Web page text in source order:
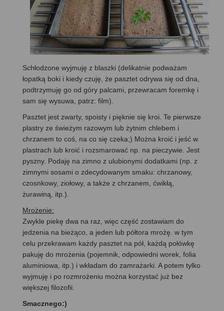
Schłodzone wyjmuję z blaszki (delikatnie podważam
łopatką boki i kiedy czuję, że pasztet odrywa się od dna,
podtrzymuję go od góry palcami, przewracam foremkę i
sam się wysuwa, patrz: film).
Pasztet jest zwarty, spoisty i pięknie się kroi. Te pierwsze
plastry ze świeżym razowym lub żytnim chlebem i
chrzanem to coś, na co się czeka;) Można kroić i jeść w
plastrach lub kroić i rozsmarować np. na pieczywie. Jest
pyszny. Podaję na zimno z ulubionymi dodatkami (np. z
zimnymi sosami o zdecydowanym smaku: chrzanowy,
czosnkowy, ziołowy, a także z chrzanem, ćwikłą,
żurawiną, itp.).
Mrożenie:
Zwykle piekę dwa na raz, więc część zostawiam do
jedzenia na bieżąco, a jeden lub półtora mrożę. w tym
celu przekrawam każdy pasztet na pół, każdą połówkę
pakuję do mrożenia (pojemnik, odpowiedni worek, folia
aluminiowa, itp.) i wkładam do zamrażarki. A potem tylko
wyjmuję i po rozmrożeniu można korzystać już bez
większej filozofii.
Smacznego:)